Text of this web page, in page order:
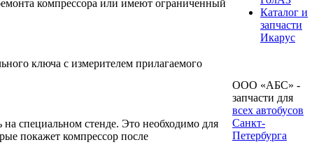
компрессора или имеют ограниченный
ключа с измерителем прилагаемого
на специальном стенде. Это необходимо для
покажет компрессор после
Каталог и
запчасти
Икарус
ООО «АБС» -
запчасти для
всех автобусов
Санкт-
Петербурга